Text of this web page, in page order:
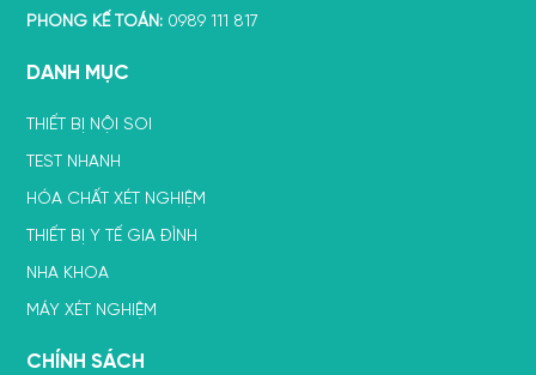
PHÒNG KẾ TOÁN: 0989 111 817
DANH MỤC
THIẾT BỊ NỘI SOI
TEST NHANH
HÓA CHẤT XÉT NGHIỆM
THIẾT BỊ Y TẾ GIA ĐÌNH
NHA KHOA
MÁY XÉT NGHIỆM
CHÍNH SÁCH